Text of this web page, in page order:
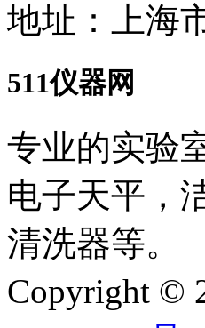
地址：上海
511仪器网
专业的实验
电子天平，
清洗器等。
Copyright ©